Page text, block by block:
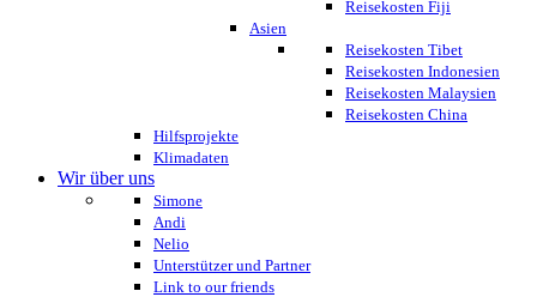
Reisekosten Fiji
Asien
Reisekosten Tibet
Reisekosten Indonesien
Reisekosten Malaysien
Reisekosten China
Hilfsprojekte
Klimadaten
Wir über uns
Simone
Andi
Nelio
Unterstützer und Partner
Link to our friends